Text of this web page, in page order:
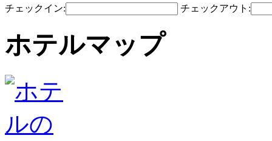
チェックイン: チェックアウト:
ホテルマップ